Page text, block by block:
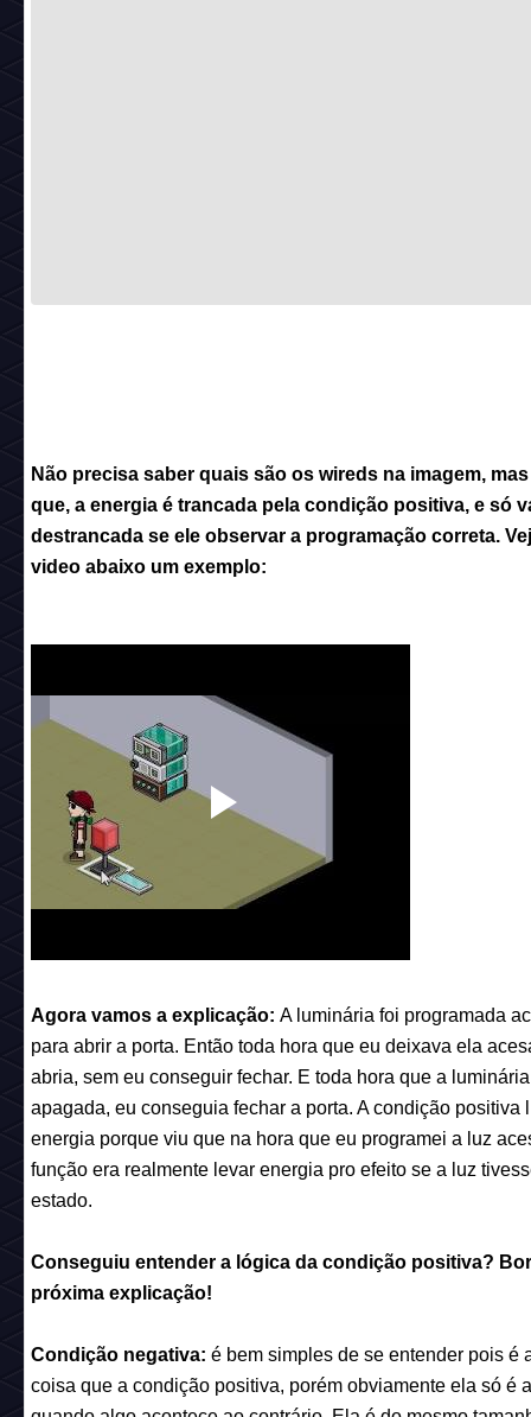
Não precisa saber quais são os wireds na imagem,
que, a energia é trancada pela condição positiva, e só
destrancada se ele observar a programação correta.
video abaixo um exemplo:
Agora vamos a explicação: A luminária foi programada
para abrir a porta. Então toda hora que eu deixava ela
abria, sem eu conseguir fechar. E toda hora que a
apagada, eu conseguia fechar a porta. A condição positiva
energia porque viu que na hora que eu programei a luz
função era realmente levar energia pro efeito se a luz
estado.
Conseguiu entender a lógica da condição positiva?
próxima explicação!
Condição negativa: é bem simples de se entender pois é
coisa que a condição positiva, porém obviamente ela sóé